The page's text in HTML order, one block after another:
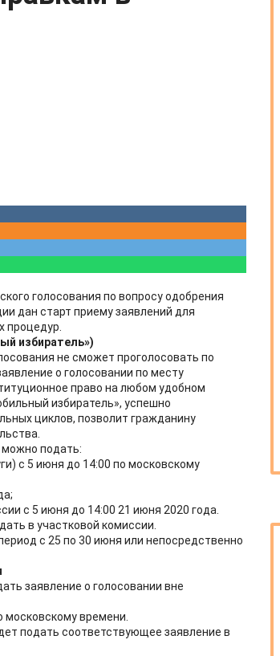
голосования по вопросу одобрения
дан старт приему заявлений для
процедур.
избиратель»)
не сможет проголосовать по
о голосовании по месту
право на любом удобном
избиратель», успешно
циклов, позволит гражданину
можно подать:
с 5 июня до 14:00 по московскому
с 5 июня до 14:00 21 июня 2020 года.
в участковой комиссии.
с 25 по 30 июня или непосредственно
заявление о голосовании вне
времени.
подать соответствующее заявление в